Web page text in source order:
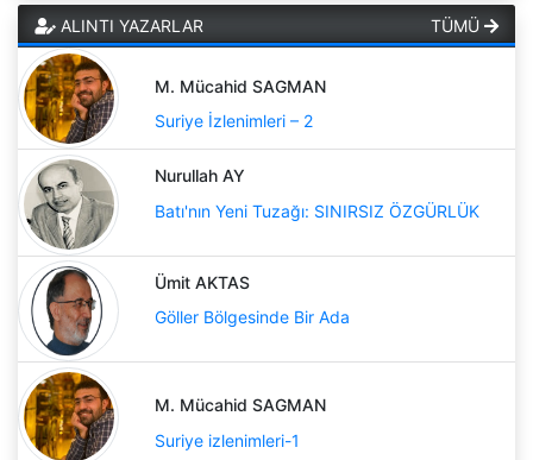
ALINTI YAZARLAR TÜMÜ
M. Mücahid SAGMAN
Suriye İzlenimleri – 2
Nurullah AY
Batı'nın Yeni Tuzağı: SINIRSIZ ÖZGÜRLÜK
Ümit AKTAS
Göller Bölgesinde Bir Ada
M. Mücahid SAGMAN
Suriye izlenimleri-1